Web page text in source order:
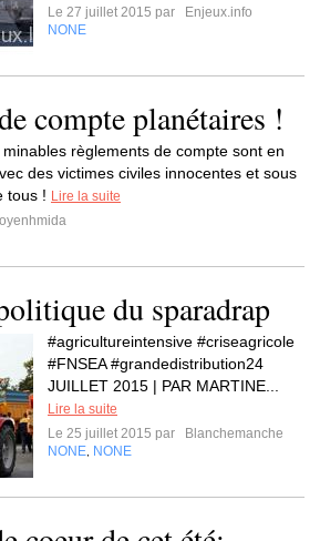
Le 27 juillet 2015 par
Enjeux.info
NONE
compte planétaires !
règlements de compte sont en
des victimes civiles innocentes et sous
tous ! Lire la suite
du sparadrap
#agricultureintensive #criseagricole
#FNSEA #grandedistribution24
JUILLET 2015 | PAR MARTINE...
Lire la suite
Le 25 juillet 2015 par
Blanchemanche
NONE NONE